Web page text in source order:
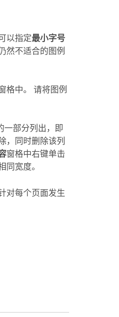
以指定最小字号
然不适合的图例
格中。 请将图例
一部分列出，即
，同时删除该列
窗格中右键单击
同宽度。
对每个页面发生